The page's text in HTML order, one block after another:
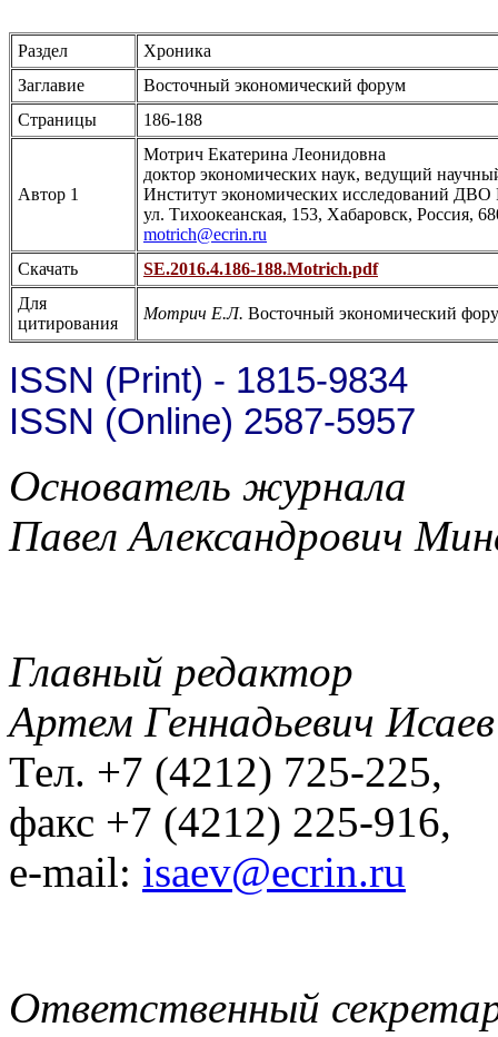
Раздел
Хроника
Заглавие
Восточный экономический форум
Страницы
186-188
Автор 1
Мотрич Екатерина Леонидовна
доктор экономических наук, ведущий
Институт экономических исследований
ул. Тихоокеанская, 153, Хабаровск, Россия,
motrich@ecrin.ru
Скачать
SE.2016.4.186-188.Motrich.pdf
Для
цитирования
Мотрич Е.Л. Восточный экономический
ISSN (Print) - 1815-9834
ISSN (Online) 2587-5957
Основатель журнала
Павел Александрович
Главный редактор
Артем Геннадьевич Исаев
Тел. +7 (4212) 725-225,
факс +7 (4212) 225-916,
e-mail: isaev@ecrin.ru
Ответственный